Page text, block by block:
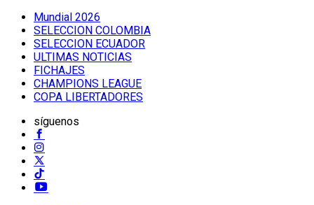
Mundial 2026
SELECCION COLOMBIA
SELECCION ECUADOR
ULTIMAS NOTICIAS
FICHAJES
CHAMPIONS LEAGUE
COPA LIBERTADORES
síguenos